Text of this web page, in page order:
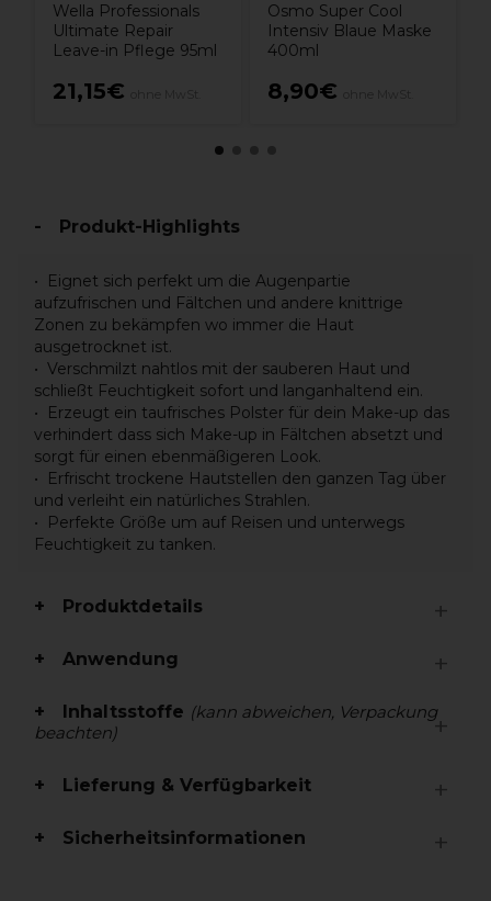
Wella Professionals
Ultimate Repair
Leave-in Pflege 95ml
21,15€
Osmo Super Cool
Intensiv Blaue Maske
400ml
8,90€
Produkt-Highlights
Eignet sich perfekt um die Augenpartie
aufzufrischen und Fältchen und andere knittrige
Zonen zu bekämpfen wo immer die Haut
ausgetrocknet ist.
Verschmilzt nahtlos mit der sauberen Haut und
schließt Feuchtigkeit sofort und langanhaltend ein.
Erzeugt ein taufrisches Polster für dein Make-up das
verhindert dass sich Make-up in Fältchen absetzt und
sorgt für einen ebenmäßigeren Look.
Erfrischt trockene Hautstellen den ganzen Tag über
und verleiht ein natürliches Strahlen.
Perfekte Größe um auf Reisen und unterwegs
Feuchtigkeit zu tanken.
Produktdetails
Anwendung
Inhaltsstoffe (kann abweichen, Verpackung
beachten)
Lieferung & Verfügbarkeit
Sicherheitsinformationen